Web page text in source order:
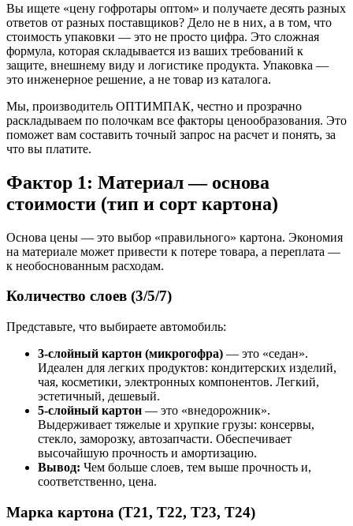
Вы ищете «цену гофротары оптом» и получаете десять разных
ответов от разных поставщиков? Дело не в них, а в том, что
стоимость упаковки — это не просто цифра. Это сложная
формула, которая складывается из ваших требований к
защите, внешнему виду и логистике продукта. Упаковка —
это инженерное решение, а не товар из каталога.
Мы, производитель ОПТИМПАК, честно и прозрачно
раскладываем по полочкам все факторы ценообразования. Это
поможет вам составить точный запрос на расчет и понять, за
что вы платите.
Фактор 1: Материал — основа
стоимости (тип и сорт картона)
Основа цены — это выбор «правильного» картона. Экономия
на материале может привести к потере товара, а переплата —
к необоснованным расходам.
Количество слоев (3/5/7)
Представьте, что выбираете автомобиль:
3-слойный картон (микрогофра) — это «седан».
Идеален для легких продуктов: кондитерских изделий,
чая, косметики, электронных компонентов. Легкий,
эстетичный, дешевый.
5-слойный картон — это «внедорожник».
Выдерживает тяжелые и хрупкие грузы: консервы,
стекло, заморозку, автозапчасти. Обеспечивает
высочайшую прочность и амортизацию.
Вывод: Чем больше слоев, тем выше прочность и,
соответственно, цена.
Марка картона (Т21, Т22, Т23, Т24)